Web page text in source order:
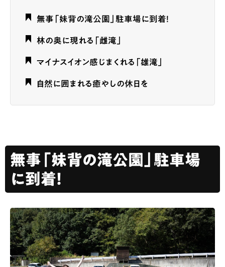
無事「妹背の滝公園」駐車場に到着！
林の奥に現れる「雌滝」
マイナスイオン感じまくれる「雄滝」
自然に囲まれる癒やしの休日を
無事「妹背の滝公園」駐車場
に到着！